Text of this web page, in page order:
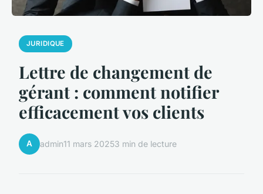
JURIDIQUE
Lettre de changement de
gérant : comment notifier
efficacement vos clients
A admin11 mars 20253 min de lecture